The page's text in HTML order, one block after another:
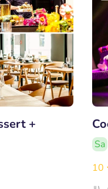
+
Sa
10